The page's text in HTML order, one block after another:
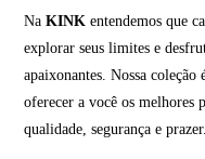
NaKINK entendemos que
explorar seus limites e
apaixonantes. Nossa coleção
oferecer a você os melhores
qualidade, segurança e prazer.